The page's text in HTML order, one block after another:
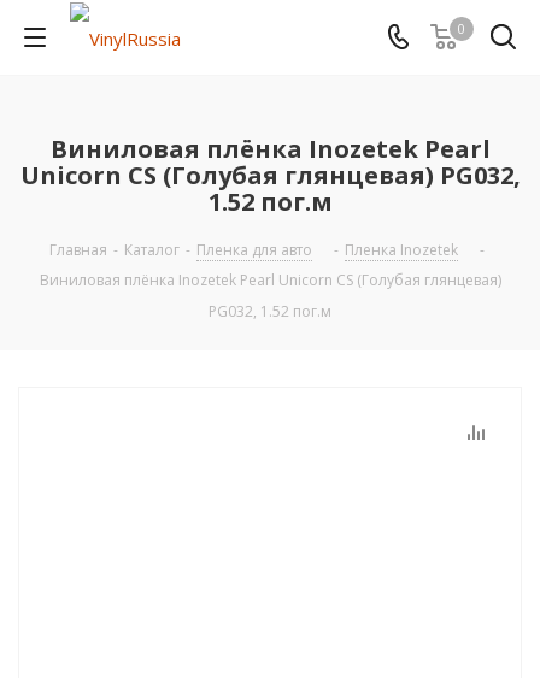
0
Виниловая плёнка Inozetek Pearl
Unicorn CS (Голубая глянцевая) PG032,
1.52 пог.м
Главная - Каталог - Пленка для авто - Пленка Inozetek
-
Виниловая плёнка Inozetek Pearl Unicorn CS (Голубая глянцевая)
PG032, 1.52 пог.м